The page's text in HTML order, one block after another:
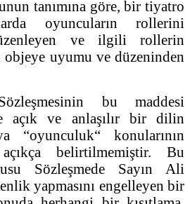
tanımına göre, bir tiyatro
oyuncuların rollerini
ve ilgili rollerin
objeye uyumu ve düzeninden
bu maddesi
açık ve anlaşılır bir dilin
“oyunculuk“ konularının
belirtilmemiştir. Bu
Sözleşmede Sayın Ali
yapmasını engelleyen bir